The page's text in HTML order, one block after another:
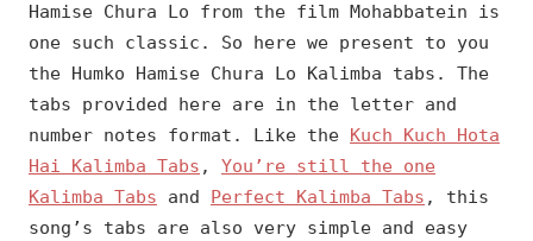
Hamise Chura Lo from the film Mohabbatein is
one such classic. So here we present to you
the Humko Hamise Chura Lo Kalimba tabs. The
tabs provided here are in the letter and
number notes format. Like the
Kuch Kuch Hota
Hai Kalimba Tabs , You’re still the one
Kalimba Tabs and Perfect Kalimba Tabs , this
song’s tabs are also very simple and easy